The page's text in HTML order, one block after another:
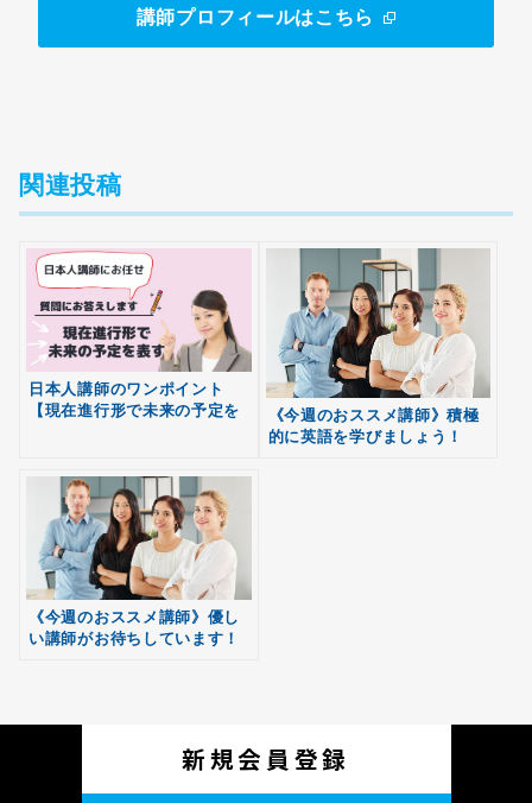
講師プロフィールはこちら
関連投稿
日本人講師のワンポイント
【現在進行形で未来の予定を
《今週のおススメ講師》積極
的に英語を学びましょう！
《今週のおススメ講師》優し
い講師がお待ちしています！
無料
新規会員登録